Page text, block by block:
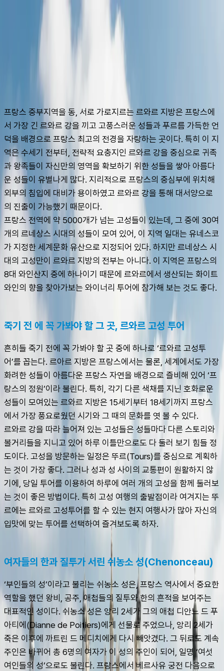
프랑스 중부지역을 동, 서로 가로지르는 르와르 지방은 프랑스에
서 가장 긴 르와르 강을 끼고 고풍스러운 성들과 푸르름 가득한 언
덕을 배경으로 프랑스 최고의 전경을 자랑하는 곳이다. 특히 이 지
역은 수세기 전부터, 전략적 요충지인 르와르 강을 중심으로 귀족
과 왕족들이 자신만의 영역을 확보하기 위한 성들을 쌓아 아름다
운 성들이 유별나게 많다. 지리적으로 프랑스의 중심부에 위치해
외부의 침입에 대비가 용이하였고 르와르 강을 통해 대서양으로
의 진출이 가능했기 때문이다.
프랑스 전역에 약 5000개가 넘는 고성들이 있는데, 그 중에 30여
개의 르네상스 시대의 성들이 모여 있어, 이 지역 일대는 유네스코
가 지정한 세계문화 유산으로 지정되어 있다. 하지만 르네상스 시
대의 고성만이 르와르 지방의 전부는 아니다. 이 지역은 프랑스의
8대 와인산지 중에 하나이기 때문에 르와르에서 생산되는 화이트
와인의 향을 찾아가보는 와이너리 투어에 참가해 보는 것도 좋다.
죽기 전 에 꼭 가봐야 할 그 곳, 르와르 고성 투어
흔히들 죽기 전에 꼭 가봐야 할 곳 중에 하나로 ‘르와르 고성투
어’를 꼽는다. 르아르 지방은 프랑스에서는 물론, 세계에서도 가장
화려한 성들이 아름다운 프랑스 자연을 배경으로 즐비해 있어 ‘프
랑스의 정원’이라 불린다. 특히, 각기 다른 색채를 지닌 호화로운
성들이 모여있는 르와르 지방은 15세기부터 18세기까지 프랑스
에서 가장 풍요로웠던 시기와 그 때의 문화를 엿 볼 수 있다.
르와르 강을 따라 늘어져 있는 고성들은 성들마다 다른 스토리와
볼거리들을 지니고 있어 하루 이틀만으로도 다 둘러 보기 힘들 정
도이다. 고성을 방문하는 일정은 뚜르(Tours)를 중심으로 계획하
는 것이 가장 좋다. 그러나 성과 성 사이의 교통편이 원활하지 않
기에, 당일 투어를 이용하여 하루에 여러 개의 고성을 함께 둘러보
는 것이 좋은 방법이다. 특히 고성 여행의 출발점이라 여겨지는 뚜
르에는 르와르 고성투어를 할 수 있는 현지 여행사가 많아 자신의
입맛에 맞는 투어를 선택하여 즐겨보도록 하자.
여자들의 한과 질투가 서린 쉬농소 성(Chenonceau)
‘부인들의 성’이라고 불리는 쉬농소 성은, 프랑스 역사에서 중요한
역할을 했던 왕비, 공주, 애첩들의 질투와 한의 흔적을 보여주는
대표적인 성이다. 쉬농소 성은 앙리 2세가 그의 애첩 디안느 드 푸
아티에(Dianne de Poitiers)에게 선물로 주었으나, 앙리 2세가
죽은 이후에 까트린 드 메디치에게 다시 빼앗겼다. 그 뒤로도 계속
주인은 바뀌어 총 6명의 여자가 이 성의 주인이 되어, 일명 ‘여섯
여인들의 성’으로도 불린다. 프랑스에서 베르사유 궁전 다음으로